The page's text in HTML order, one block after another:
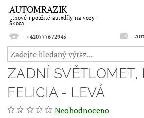
AUTOMRAZIK
...nové i použité autodíly na vozy
Škoda
+420777672945
ZADNÍ SVĚTLOMET,
FELICIA - LEVÁ
Neohodnoceno